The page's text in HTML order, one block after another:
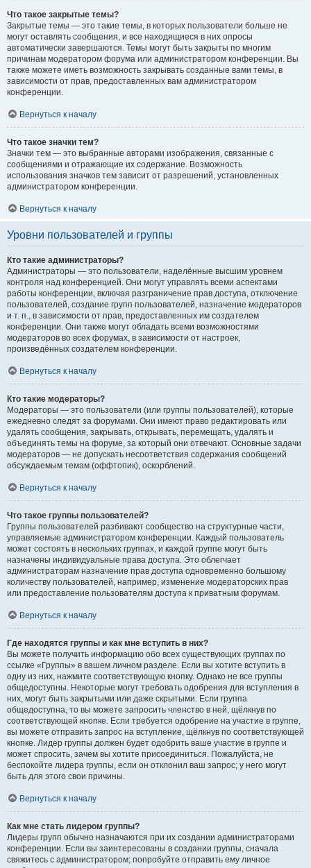
Что такое закрытые темы?
Закрытые темы — это такие темы, в которых пользователи больше не
могут оставлять сообщения, и все находящиеся в них опросы
автоматически завершаются. Темы могут быть закрыты по многим
причинам модератором форума или администратором конференции. Вы
также можете иметь возможность закрывать созданные вами темы, в
зависимости от прав, предоставленных вам администратором
конференции.
Вернуться к началу
Что такое значки тем?
Значки тем — это выбранные авторами изображения, связанные с
сообщениями и отражающие их содержание. Возможность
использования значков тем зависит от разрешений, установленных
администратором конференции.
Вернуться к началу
Уровни пользователей и группы
Кто такие администраторы?
Администраторы — это пользователи, наделённые высшим уровнем
контроля над конференцией. Они могут управлять всеми аспектами
работы конференции, включая разграничение прав доступа, отключение
пользователей, создание групп пользователей, назначение модераторов
и т. п., в зависимости от прав, предоставленных им создателем
конференции. Они также могут обладать всеми возможностями
модераторов во всех форумах, в зависимости от настроек,
произведённых создателем конференции.
Вернуться к началу
Кто такие модераторы?
Модераторы — это пользователи (или группы пользователей), которые
ежедневно следят за форумами. Они имеют право редактировать или
удалять сообщения, закрывать, открывать, перемещать, удалять и
объединять темы на форуме, за который они отвечают. Основные задачи
модераторов — не допускать несоответствия содержания сообщений
обсуждаемым темам (оффтопик), оскорблений.
Вернуться к началу
Что такое группы пользователей?
Группы пользователей разбивают сообщество на структурные части,
управляемые администратором конференции. Каждый пользователь
может состоять в нескольких группах, и каждой группе могут быть
назначены индивидуальные права доступа. Это облегчает
администраторам назначение прав доступа одновременно большому
количеству пользователей, например, изменение модераторских прав
или предоставление пользователям доступа к приватным форумам.
Вернуться к началу
Где находятся группы и как мне вступить в них?
Вы можете получить информацию обо всех существующих группах по
ссылке «Группы» в вашем личном разделе. Если вы хотите вступить в
одну из них, нажмите соответствующую кнопку. Однако не все группы
общедоступны. Некоторые могут требовать одобрения для вступления в
них, могут быть закрытыми или даже скрытыми. Если группа
общедоступна, то вы можете запросить членство в ней, щёлкнув по
соответствующей кнопке. Если требуется одобрение на участие в группе,
вы можете отправить запрос на вступление, щёлкнув по соответствующей
кнопке. Лидер группы должен будет одобрить ваше участие в группе и
может спросить, зачем вы хотите присоединиться. Пожалуйста, не
беспокойте лидера группы, если он отклонил ваш запрос; у него могут
быть для этого свои причины.
Вернуться к началу
Как мне стать лидером группы?
Лидеры групп обычно назначаются при их создании администраторами
конференции. Если вы заинтересованы в создании группы, сначала
свяжитесь с администратором; попробуйте отправить ему личное